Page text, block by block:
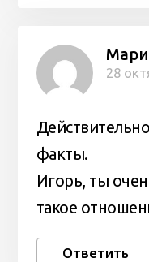
28
факты.
Игорь, ты
такое
Ответить